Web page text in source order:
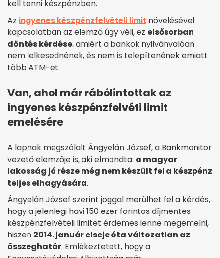
kell tenni készpénzben.
Az ingyenes készpénzfelvételi limit növelésével
kapcsolatban az elemző úgy véli, ez elsősorban
döntés kérdése, amiért a bankok nyilvánvalóan
nem lelkesednének, és nem is telepítenének emiatt
több ATM-et.
Van, ahol már rábólintottak az
ingyenes készpénzfelvéti limit
emelésére
A lapnak megszólalt Ángyelán József, a Bankmonitor
vezető elemzője is, aki elmondta: a magyar
lakosság jó része még nem készült fel a készpénz
teljes elhagyására.
Ángyelán József szerint joggal merülhet fel a kérdés,
hogy a jelenlegi havi 150 ezer forintos díjmentes
készpénzfelvételi limitet érdemes lenne megemelni,
hiszen 2014. január elseje óta változatlan az
összeghatár. Emlékeztetett, hogy a